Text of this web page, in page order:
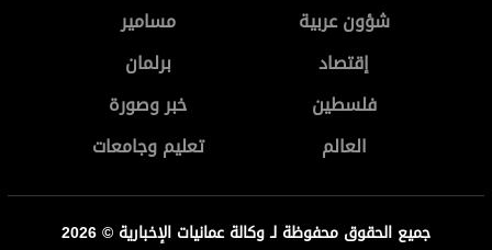
شؤون عربية
مسامير
إقتصاد
برلمان
فلسطين
خبر وصورة
العالم
تعليم وجامعات
جميع الحقوق محفوظة لـ وكالة عمانيات الإخبارية © 2026